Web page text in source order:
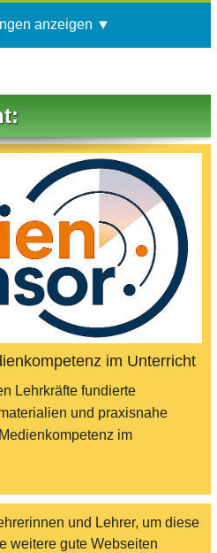
anzeigen ▼
im Unterricht
Lehrkräfte fundierte
und praxisnahe
im
und Lehrer, um diese
weitere gute Webseiten